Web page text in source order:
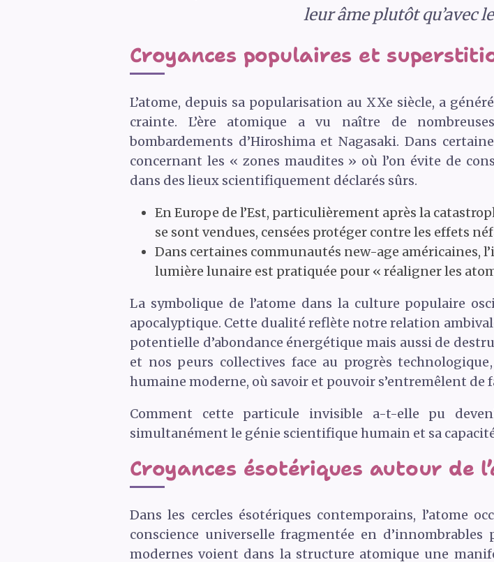
leur âme plutôt qu’avec
Croyances populaires et
L’atome, depuis sa popularisation au XXe siècle, a
crainte. L’ère atomique a vu naître de
bombardements d’Hiroshima et Nagasaki. Dans
concernant les « zones maudites » où l’on évite de
dans des lieux scientifiquement déclarés sûrs.
En Europe de l’Est, particulièrement après la
se sont vendues, censées protéger contre les effets
Dans certaines communautés new-age américaines,
lumière lunaire est pratiquée pour « réaligner les
La symbolique de l’atome dans la culture populaire
apocalyptique. Cette dualité reflète notre relation
potentielle d’abondance énergétique mais aussi de
et nos peurs collectives face au progrès
humaine moderne, où savoir et pouvoir s’entremêlent de
Comment cette particule invisible a-t-elle pu
simultanément le génie scientifique humain et sa
Croyances ésotériques autour de
Dans les cercles ésotériques contemporains, l’atome
conscience universelle fragmentée en
modernes voient dans la structure atomique une